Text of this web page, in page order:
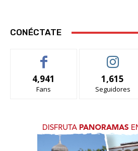
CONÉCTATE
4,941
Fans
1,615
Seguidores